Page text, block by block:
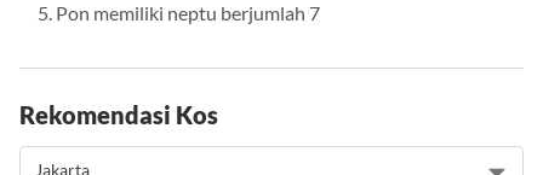
Pon memiliki neptu berjumlah 7
Rekomendasi Kos